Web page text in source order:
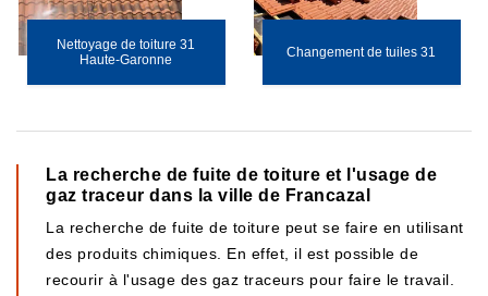
Nettoyage de toiture 31
Haute-Garonne
Changement de tuiles 31
La recherche de fuite de toiture et l'usage de
gaz traceur dans la ville de Francazal
La recherche de fuite de toiture peut se faire en utilisant
des produits chimiques. En effet, il est possible de
recourir à l'usage des gaz traceurs pour faire le travail.